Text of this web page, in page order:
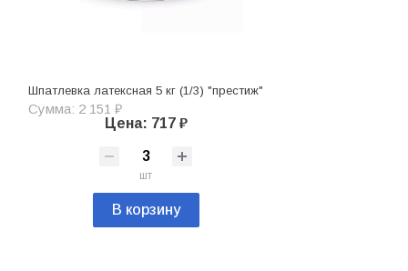
Шпатлевка латексная 5 кг (1/3) "престиж"
Сумма: 2 151 ₽
Цена: 717 ₽
шт
В корзину